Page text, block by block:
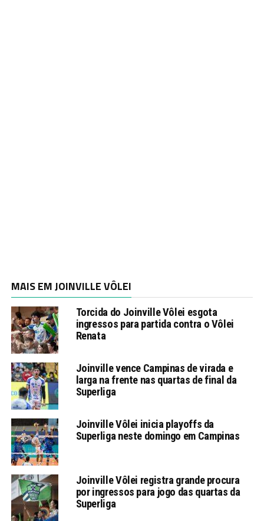
MAIS EM JOINVILLE VÔLEI
Torcida do Joinville Vôlei esgota
ingressos para partida contra o Vôlei
Renata
Joinville vence Campinas de virada e
larga na frente nas quartas de final da
Superliga
Joinville Vôlei inicia playoffs da
Superliga neste domingo em Campinas
Joinville Vôlei registra grande procura
por ingressos para jogo das quartas da
Superliga